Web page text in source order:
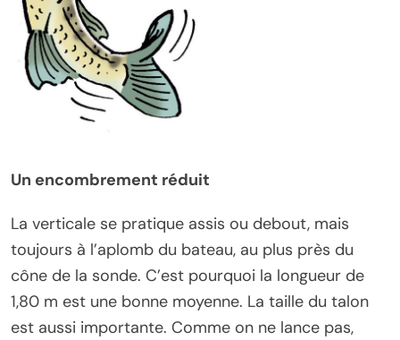
Un encombrement réduit
La verticale se pratique assis ou debout, mais
toujours à l’aplomb du bateau, au plus près du
cône de la sonde. C’est pourquoi la longueur de
1,80 m est une bonne moyenne. La taille du talon
est aussi importante. Comme on ne lance pas,